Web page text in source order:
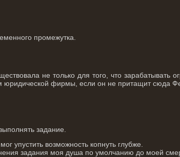
промежутка.
не только для того, что зарабатывать
фирмы, если он не притащит сюда
задание.
упустить возможность копнуть глубже.
задания моя душа по умолчанию до моей